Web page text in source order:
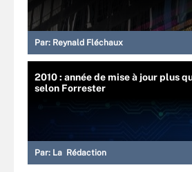
Par: Reynald Fléchaux
2010 : année de mise à jour plus
selon Forrester
Par: La Rédaction